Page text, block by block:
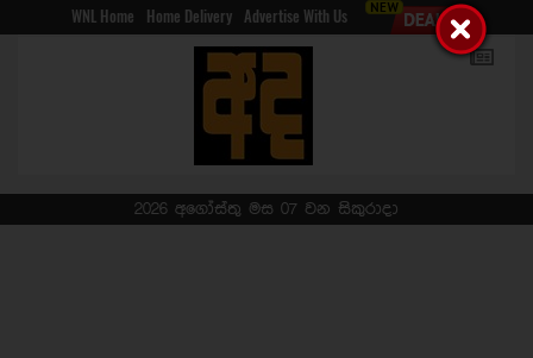
WNL Home Home Delivery Advertise With Us
2026 අගෝස්තු මස 07 වන සිකුරාදා